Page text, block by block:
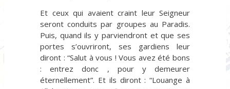
Et ceux qui avaient craint leur Seigneur
seront conduits par groupes au Paradis.
Puis, quand ils y parviendront et que ses
portes s’ouvriront, ses gardiens leur
diront : “Salut à vous ! Vous avez été bons
: entrez donc , pour y demeurer
éternellement”. Et ils diront : “Louange à